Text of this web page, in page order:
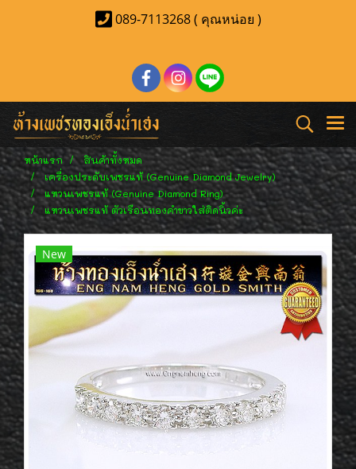
089-7113268 ( คุณหน่อย )
หน้าแรก
สินค้าทั้งหมด
เครื่องประดับเพชรแท้ (Genuine Diamond Jewelry)
แหวนเพชรแท้ (Genuine Diamond Ring)
แหวนเพชรแท้ ตัวเรือนทองคำขาวใส่ติดนิ้วค่ะ
New